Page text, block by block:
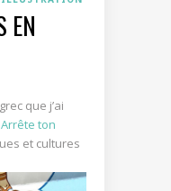
EN
que j’ai
Arrête ton
et cultures